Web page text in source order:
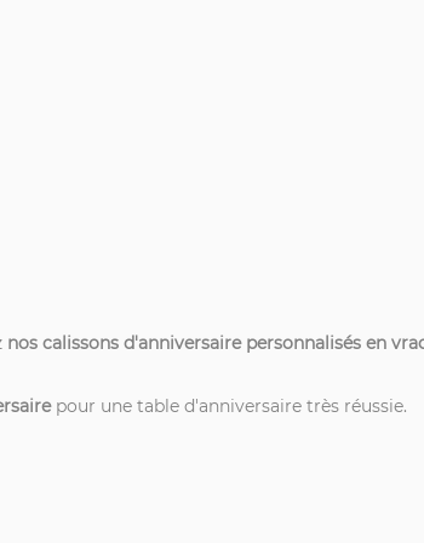
nos calissons d'anniversaire personnalisés en
pour une table d'anniversaire très réussie.